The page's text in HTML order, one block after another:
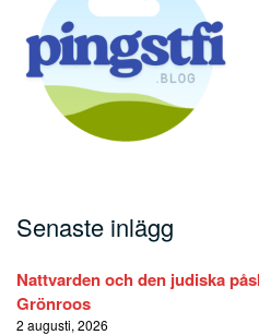
Senaste inlägg
Nattvarden och den judiska
Grönroos
2 augusti, 2026